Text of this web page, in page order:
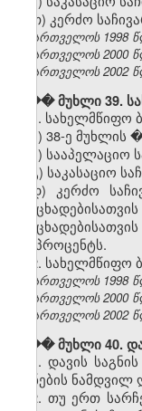
თ) კერძო
საქართველოს 1998
საქართველოს 2000
საქართველოს 2002
��� მუხლი 39.
1. სახელმწიფო
ა) 38-ე
ბ) სააპელაციო
გ) საკასაციო
დ) კერძო
1,5 პროცენტს.
2. სახელმწიფო
საქართველოს 1998
საქართველოს 2000
საქართველოს 2002
��� მუხლი 40.
1. დავის
ქონების
2. თუ ერთ